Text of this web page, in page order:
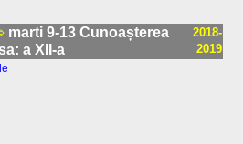
marti 9-13 Cunoașterea
a XII-a
2018-
2019